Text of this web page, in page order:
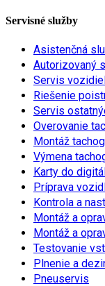
Servisné služby
Asistenčná
Autorizovaný
Servis vozidiel
Riešenie
Servis
Overovanie
Montáž
Výmena
Karty do
Príprava
Kontrola a
Montáž a
Montáž a
Testovanie
Plnenie a
Pneuservis